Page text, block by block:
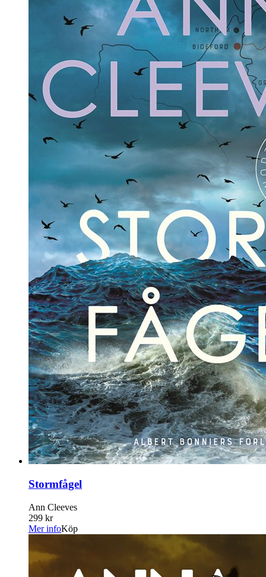
Stormfågel
Ann Cleeves
299 kr
Mer infoKöp